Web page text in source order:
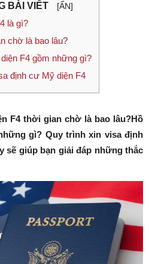
BÀI VIẾT [ẨN]
là gì?
chờ là bao lâu?
F4 gồm những gì?
định cư Mỹ diện F4
F4 thời gian chờ là bao lâu?Hồ
gì? Quy trình xin visa định
sẽ giúp bạn giải đáp những thắc